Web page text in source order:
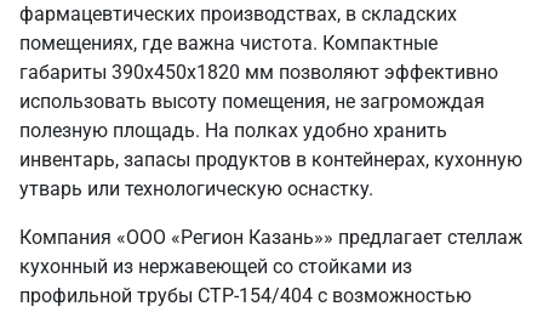
фармацевтических производствах, в складских
помещениях, где важна чистота. Компактные
габариты 390х450х1820 мм позволяют эффективно
использовать высоту помещения, не загромождая
полезную площадь. На полках удобно хранить
инвентарь, запасы продуктов в контейнерах, кухонную
утварь или технологическую оснастку.
Компания «ООО «Регион Казань»» предлагает стеллаж
кухонный из нержавеющей со стойками из
профильной трубы СТР-154/404 с возможностью